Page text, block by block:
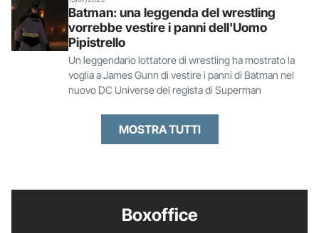
Batman: una leggenda del wrestling
vorrebbe vestire i panni dell'Uomo
Pipistrello
Un leggendario lottatore di wrestling ha mostrato la
voglia a James Gunn di vestire i panni di Batman nel
nuovo DC Universe del regista di Superman
MOSTRA TUTTI
Boxoffice